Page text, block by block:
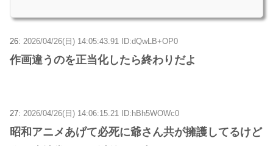
26: 2026/04/26(日) 14:05:43.91 ID:dQwLB+OP0
作画違うのを正当化したら終わりだよ
27: 2026/04/26(日) 14:06:15.21 ID:hBh5WOWc0
昭和アニメあげて必死に爺さん共が擁護してるけど